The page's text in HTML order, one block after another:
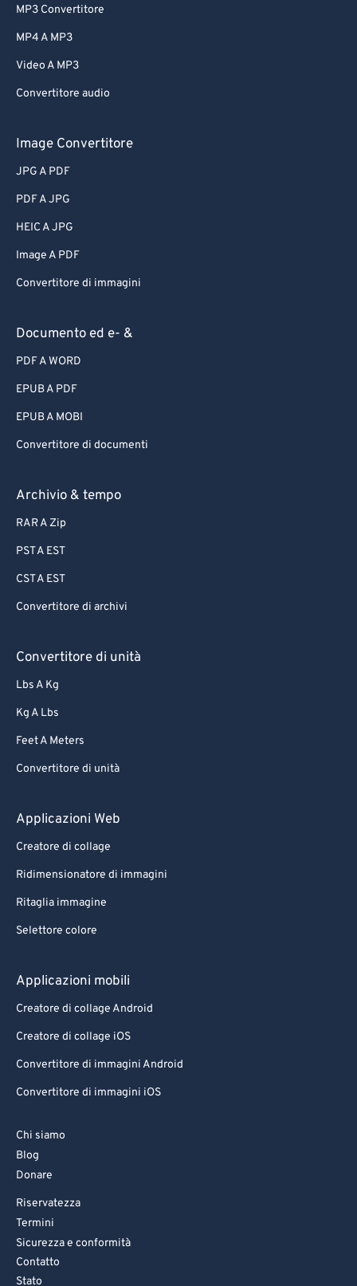
MP3 Convertitore
MP4 A MP3
Video A MP3
Convertitore audio
Image Convertitore
JPG A PDF
PDF A JPG
HEIC A JPG
Image A PDF
Convertitore di immagini
Documento ed e- &
PDF A WORD
EPUB A PDF
EPUB A MOBI
Convertitore di documenti
Archivio & tempo
RAR A Zip
PST A EST
CST A EST
Convertitore di archivi
Convertitore di unità
Lbs A Kg
Kg A Lbs
Feet A Meters
Convertitore di unità
Applicazioni Web
Creatore di collage
Ridimensionatore di immagini
Ritaglia immagine
Selettore colore
Applicazioni mobili
Creatore di collage Android
Creatore di collage iOS
Convertitore di immagini Android
Convertitore di immagini iOS
Chi siamo
Blog
Donare
Riservatezza
Termini
Sicurezza e conformità
Contatto
Stato